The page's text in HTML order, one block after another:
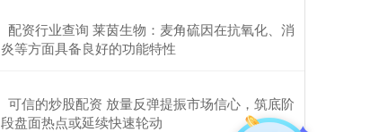
​配资行业查询 莱茵生物：麦角硫因在抗氧化、消
炎等方面具备良好的功能特性
​可信的炒股配资 放量反弹提振市场信心，筑底阶
段盘面热点或延续快速轮动